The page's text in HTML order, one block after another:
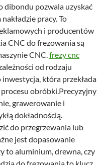
dibondu pozwala uzyskać
pracy. To
i producentów
CNC do frezowania są
CNC.frezy cnc
od rodzaju
inwestycja, która przekłada
procesu obróbki.Precyzyjny
grawerowanie i
dokładnością.
do przegrzewania lub
jest dopasowanie
to aluminium, drewna, czy